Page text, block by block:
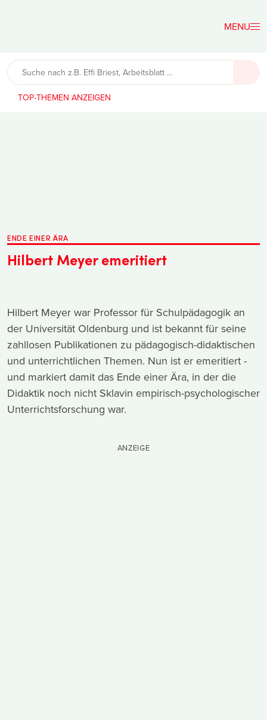
Lehrerfreund
TOP-THEMEN
ENDE EINER ÄRA
Hilbert Meyer emeritiert
Hilbert Meyer war Professor für Schulpädagogik an
der Universität Oldenburg und ist bekannt für seine
zahllosen Publikationen zu pädagogisch-didaktischen
und unterrichtlichen Themen. Nun ist er emeritiert -
und markiert damit das Ende einer Ära, in der die
Didaktik noch nicht Sklavin empirisch-psychologischer
Unterrichtsforschung war.
ANZEIGE